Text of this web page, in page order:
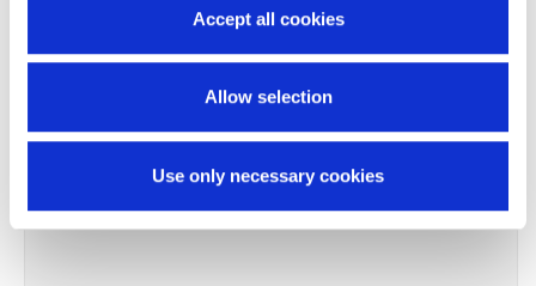
Accept all cookies
Allow selection
Use only necessary cookies